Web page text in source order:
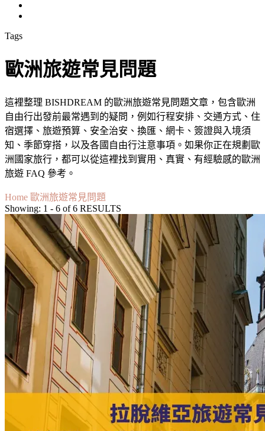
Tags
歐洲旅遊常見問題
這裡整理 BISHDREAM 的歐洲旅遊常見問題文章，包含歐洲
自由行出發前最常遇到的疑問，例如行程安排、交通方式、住
宿選擇、旅遊預算、安全治安、換匯、網卡、簽證與入境須
知、季節穿搭，以及各國自由行注意事項。如果你正在規劃歐
洲國家旅行，都可以從這裡找到實用、真實、有經驗感的歐洲
旅遊 FAQ 參考。
Home 歐洲旅遊常見問題
Showing: 1 - 6 of 6 RESULTS